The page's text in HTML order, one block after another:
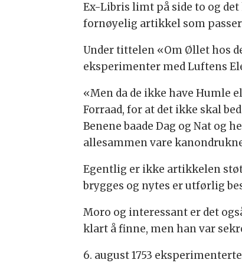
Ex-Libris limt på side to og
fornøyelig artikkel som passer
Under tittelen «Om Øllet hos
eksperimenter med Luftens
«Men da de ikke have Humle
Forraad, for at det ikke skal
Benene baade Dag og Nat og
allesammen vare
Egentlig er ikke artikkelen
brygges og nytes er utførlig
Moro og interessant er det
klart å finne, men han var
6. august 1753